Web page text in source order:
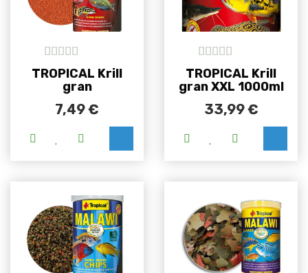
5out of 5
TROPICAL Krill
gran
7,49€
Ovaj proizvod ima više varijanti. Opcije se
5out of 5
TROPICAL Krill
gran XXL 1000ml
33,99€